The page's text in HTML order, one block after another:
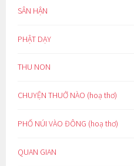
SÂN HẬN
PHẬT DẠY
THU NON
CHUYỆN THUỞ NÀO (hoạ thơ)
PHỐ NÚI VÀO ĐÔNG (hoạ thơ)
QUAN GIAN